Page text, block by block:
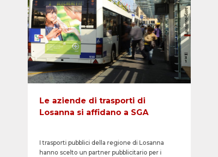
Le aziende di trasporti di
Losanna si affidano a SGA
I trasporti pubblici della regione di Losanna
hanno scelto un partner pubblicitario per i